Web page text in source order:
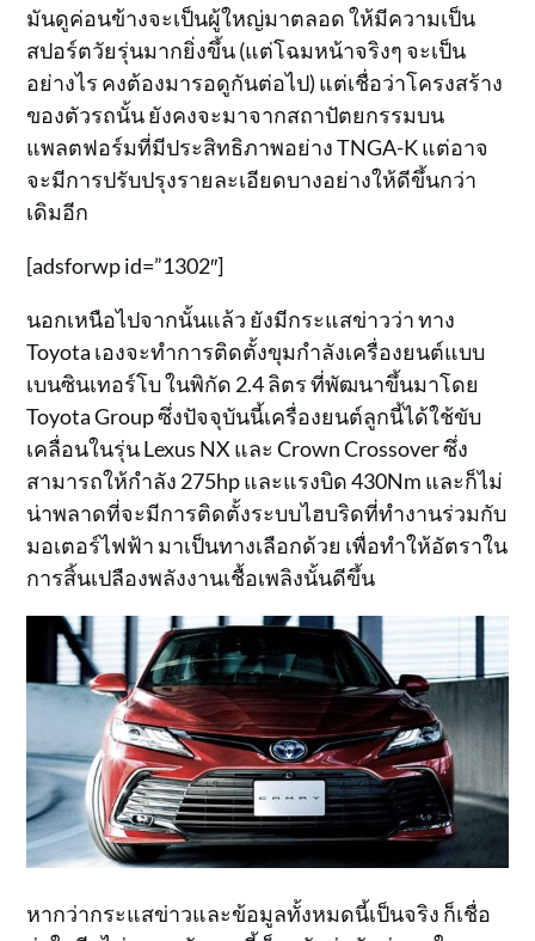
มันดูค่อนข้างจะเป็นผู้ใหญ่มาตลอด ให้มีความเป็น
สปอร์ตวัยรุ่นมากยิ่งขึ้น (แต่โฉมหน้าจริงๆ จะเป็น
อย่างไร คงต้องมารอดูกันต่อไป) แต่เชื่อว่าโครงสร้าง
ของตัวรถนั้น ยังคงจะมาจากสถาปัตยกรรมบน
แพลตฟอร์มที่มีประสิทธิภาพอย่าง TNGA-K แต่อาจ
จะมีการปรับปรุงรายละเอียดบางอย่างให้ดีขึ้นกว่า
เดิมอีก
[adsforwp id=”1302″]
นอกเหนือไปจากนั้นแล้ว ยังมีกระแสข่าวว่า ทาง
Toyota เองจะทำการติดตั้งขุมกำลังเครื่องยนต์แบบ
เบนซินเทอร์โบ ในพิกัด 2.4 ลิตร ที่พัฒนาขึ้นมาโดย
Toyota Group ซึ่งปัจจุบันนี้เครื่องยนต์ลูกนี้ได้ใช้ขับ
เคลื่อนในรุ่น Lexus NX และ Crown Crossover ซึ่ง
สามารถให้กำลัง 275hp และแรงบิด 430Nm และก็ไม่
น่าพลาดที่จะมีการติดตั้งระบบไฮบริดที่ทำงานร่วมกับ
มอเตอร์ไฟฟ้า มาเป็นทางเลือกด้วย เพื่อทำให้อัตราใน
การสิ้นเปลืองพลังงานเชื้อเพลิงนั้นดีขึ้น
หากว่ากระแสข่าวและข้อมูลทั้งหมดนี้เป็นจริง ก็เชื่อ